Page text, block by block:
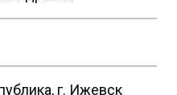
г. Ижевск